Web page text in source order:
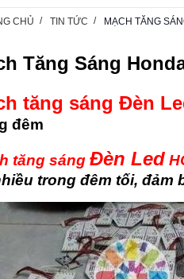
CHỦ TIN TỨC MẠCH TĂNG
Tăng Sáng
tăng sáng Đèn
đêm
tăng sáng Đèn Led
trong đêm tối, đảm